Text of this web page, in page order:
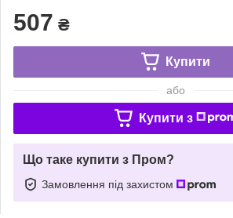
507 ₴
Купити
або
Купити з
Що таке купити з Пром?
Замовлення під захистом